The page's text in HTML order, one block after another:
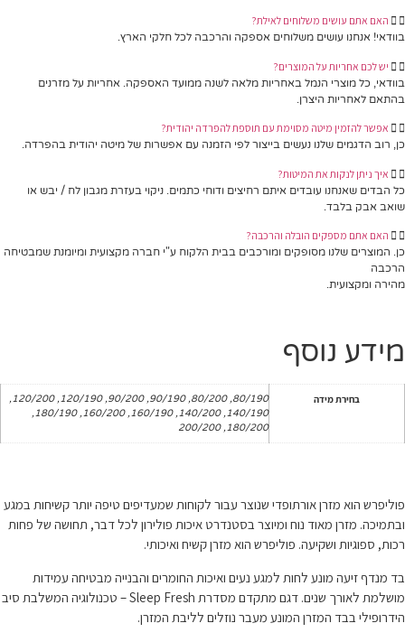
פוליפרש הוא מזרן אורתופדי שנוצר עבור לקוחות שמעדיפים טיפה יותר קשיחות במגע
ובתמיכה. מזרן מאוד נוח ומיוצר בסטנדרט איכות פולירון לכל דבר, תחושה של פחות
רכות, ספוגיות ושקיעה. פוליפרש הוא מזרן קשיח ואיכותי.
בד מנדף זיעה מונע לחות למגע נעים ואיכות החומרים והבנייה מבטיחה עמידות
מושלמת לאורך שנים. דגם מתקדם מסדרת Sleep Fresh – טכנולוגיה המשלבת סיב
הידרופילי בבד המזרן המונע מעבר נוזלים לליבת המזרן.
מידע נוסף
בחירת מידה
80/190, 80/200, 90/190, 90/200, 120/190, 120/200,
140/190, 140/200, 160/190, 160/200, 180/190,
180/200, 200/200
האם אתם עושים משלוחים לאילת?
בוודאי! אנחנו עושים משלוחים אספקה והרכבה לכל חלקי הארץ.
יש לכם אחריות על המוצרים?
בוודאי, כל מוצרי הנמל באחריות מלאה לשנה ממועד האספקה. אחריות על מזרנים
בהתאם לאחריות היצרן.
אפשר להזמין מיטה מסוימת עם תוספת להפרדה יהודית?
כן, רוב הדגמים שלנו נעשים בייצור לפי הזמנה עם אפשרות של מיטה יהודית בהפרדה.
איך ניתן לנקות את המיטות?
כל הבדים שאנחנו עובדים איתם רחיצים ודוחי כתמים. ניקוי בעזרת מגבון לח / יבש או
שואב אבק בלבד.
האם אתם מספקים הובלה והרכבה?
כן. המוצרים שלנו מסופקים ומורכבים בבית הלקוח ע"י חברה מקצועית ומיומנת שמבטיחה
הרכבה
מהירה ומקצועית.